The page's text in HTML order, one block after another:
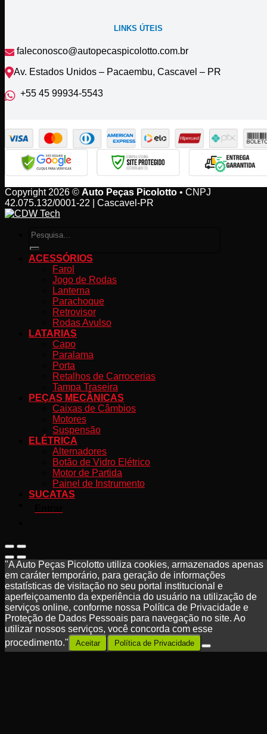
LINKS ÚTEIS
faleconosco@autopecaspicolotto.com.br
Av. Estados Unidos – Pacaembu, Cascavel – PR
+55 45 99934‑5543‬
Copyright 2026 © Auto Peças Picolotto • CNPJ
42.075.132/0001-22 | Cascavel-PR
Pesquisar
por:
ACESSÓRIOS
Farol
Jogo de Rodas
Lanterna
Parachoque
Retrovisor
Rodas Avulso
LATARIAS
Capo
Paralama
Porta
Retalhos de Carrocerias
Tampa Traseira
PEÇAS MECÂNICAS
Caixas de Câmbios
Motores
Suspensão
ELÉTRICA
Alternadores
Botão de Vidro Elétrico
Motor de Partida
Painel de Instrumento
SUCATAS
"A Auto Peças Picolotto utiliza cookies, armazenados apenas
em caráter temporário, para geração de informações
estatísticas de visitação no seu portal institucional e
aperfeiçoamento da experiência do usuário na utilização de
serviços online, conforme nossa Política de Privacidade e
Proteção de Dados Pessoais para navegação no site. Ao
utilizar nossos serviços, você concorda com esse
procedimento."
Aceitar Política de Privacidade